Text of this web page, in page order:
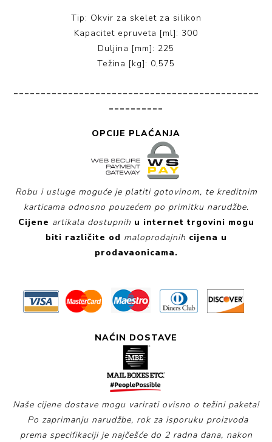
Tip: Okvir za skelet za silikon
Kapacitet epruveta [ml]: 300
Duljina [mm]: 225
Težina [kg]: 0,575
_____________________________________________
__________
OPCIJE PLAĆANJA
Robu i usluge moguće je platiti gotovinom, te kreditnim
karticama odnosno pouzećem po primitku narudžbe.
Cijene artikala dostupnih u internet trgovini mogu
biti različite od maloprodajnih cijena u
prodavaonicama.
NAĆIN DOSTAVE
Naše cijene dostave mogu varirati ovisno o težini paketa!
Po zaprimanju narudžbe, rok za isporuku proizvoda
prema specifikaciji je najčešće do 2 radna dana, nakon